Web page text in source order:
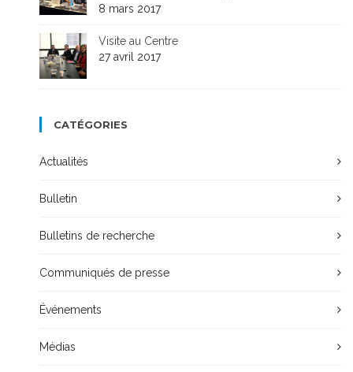
8 mars 2017
Visite au Centre
27 avril 2017
CATÉGORIES
Actualités
Bulletin
Bulletins de recherche
Communiqués de presse
Événements
Médias